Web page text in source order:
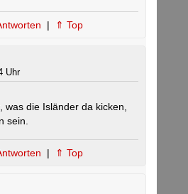
| ⇑ Top
Uhr
was die Isländer da kicken,
sein.
| ⇑ Top